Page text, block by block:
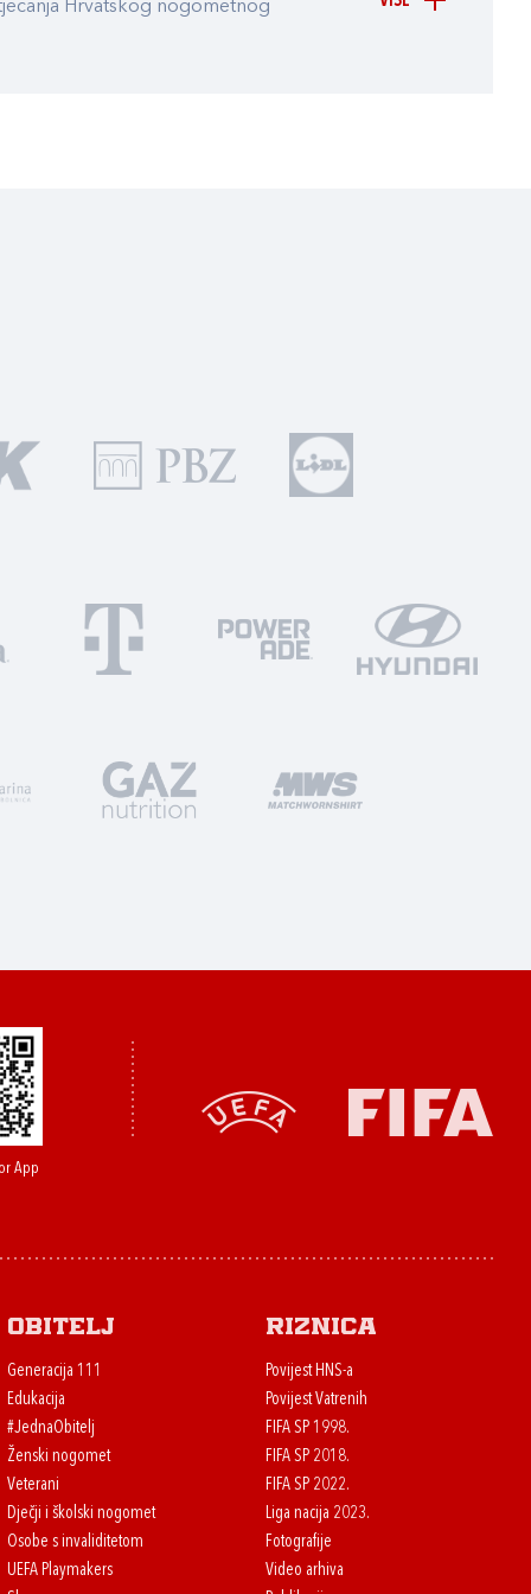
Hrvatskog nogometnog
App
Obitelj
Generacija 111
Edukacija
#JednaObitelj
Ženski nogomet
Veterani
Dječji i školski nogomet
Osobe s invaliditetom
UEFA Playmakers
Riznica
Povijest HNS-a
Povijest Vatrenih
FIFA SP 1998.
FIFA SP 2018.
FIFA SP 2022.
Liga nacija 2023.
Fotografije
Video arhiva